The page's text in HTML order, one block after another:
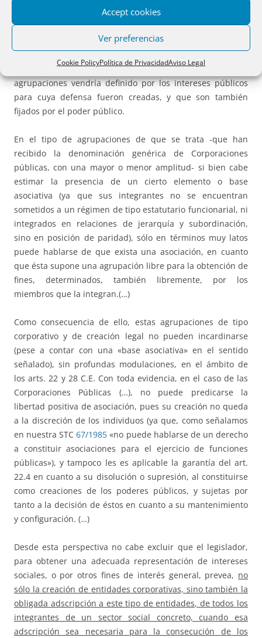
Accept cookies
Ver preferencias
Cookie PolicyPolítica de PrivacidadAviso Legal
decisión de los poderes públicos, sin que exista por tanto
unpactum associationisoriginal, que se ve sustituido por
un acto de creación estatal; y tampoco habría una opción
en favor de la persecución de fines o defensa de intereses
libremente determinados, ya que el objeto de esas
agrupaciones vendría definido por los intereses públicos
para cuya defensa fueron creadas, y que son también
fijados por el poder público.
En el tipo de agrupaciones de que se trata -que han
recibido la denominación genérica de Corporaciones
públicas, con una mayor o menor amplitud- si bien cabe
estimar la presencia de un cierto elemento o base
asociativa (ya que sus integrantes no se encuentran
sometidos a un régimen de tipo estatutario funcionarial, ni
integrados en relaciones de jerarquía y subordinación,
sino en posición de paridad), sólo en términos muy latos
puede hablarse de que exista una asociación, en cuanto
que ésta supone una agrupación libre para la obtención de
fines, determinados, también libremente, por los
miembros que la integran.(…)
Como consecuencia de ello, estas agrupaciones de tipo
corporativo y de creación legal no pueden incardinarse
(pese a contar con una «base asociativa» en el sentido
señalado), sin profundas modulaciones, en el ámbito de
los arts. 22 y 28 C.E. Con toda evidencia, en el caso de las
Corporaciones Públicas (…), no puede predicarse la
libertad positiva de asociación, pues su creación no queda
a la discreción de los individuos (ya que, como señalamos
en nuestra STC67/1985 «no puede hablarse de un derecho
a constituir asociaciones para el ejercicio de funciones
públicas»), y tampoco les es aplicable la garantía del art.
22.4 en cuanto a su disolución o supresión, al constituirse
como creaciones de los poderes públicos, y sujetas por
tanto a la decisión de éstos en cuanto a su mantenimiento
y configuración. (…)
Desde esta perspectiva no cabe excluir que el legislador,
para obtener una adecuada representación de intereses
sociales, o por otros fines de interés general, prevea, no
sólo la creación de entidades corporativas, sino también la
obligada adscripción a este tipo de entidades, de todos los
integrantes de un sector social concreto, cuando esa
adscripción sea necesaria para la consecución de los